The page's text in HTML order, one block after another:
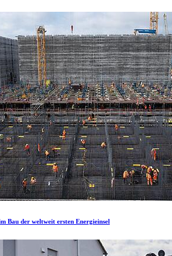
Bau der weltweit ersten Energieinsel